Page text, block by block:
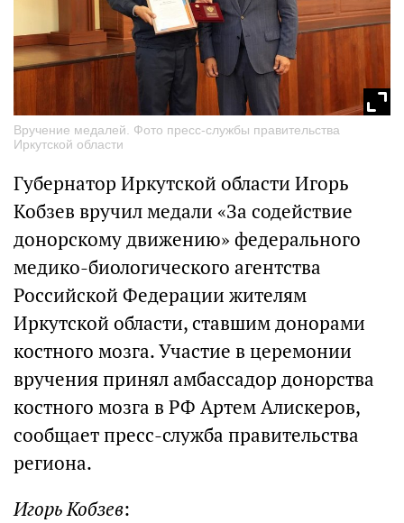
Вручение медалей. Фото пресс-службы правительства
Иркутской области
Губернатор Иркутской области Игорь
Кобзев вручил медали «За содействие
донорскому движению» федерального
медико-биологического агентства
Российской Федерации жителям
Иркутской области, ставшим донорами
костного мозга. Участие в церемонии
вручения принял амбассадор донорства
костного мозга в РФ Артем Алискеров,
сообщает пресс-служба правительства
региона.
Игорь Кобзев: